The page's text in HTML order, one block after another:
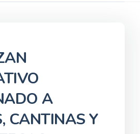
A
CANTINAS Y